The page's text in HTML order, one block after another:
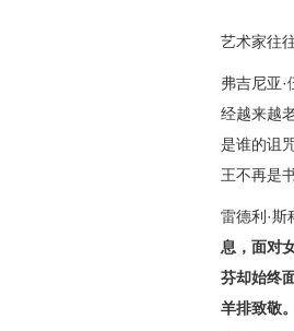
艺术家往
弗吉尼亚
经越来越
是谁的诅
王不再是
雷德利·斯
息，面对
芬却始终
羊排致敬